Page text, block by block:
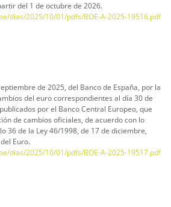
del 1 de octubre de 2026.
dias/2025/10/01/pdfs/BOE-A-2025-19516.pdf
de 2025, del Banco de España, por la
del euro correspondientes al día 30 de
por el Banco Central Europeo, que
de cambios oficiales, de acuerdo con lo
36 de la Ley 46/1998, de 17 de diciembre,
Euro.
dias/2025/10/01/pdfs/BOE-A-2025-19517.pdf